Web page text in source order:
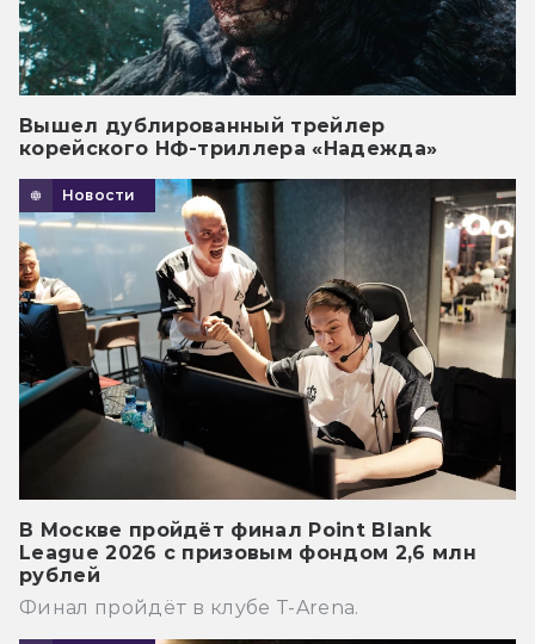
Вышел дублированный трейлер
корейского НФ-триллера «Надежда»
Новости
В Москве пройдёт финал Point Blank
League 2026 с призовым фондом 2,6 млн
рублей
Финал пройдёт в клубе T-Arena.